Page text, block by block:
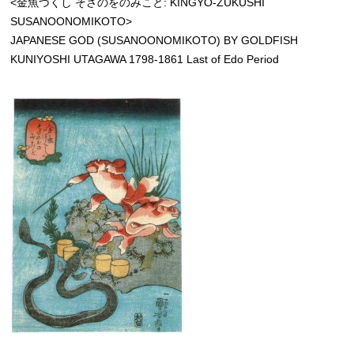
SUSANOONOMIKOTO>
JAPANESE GOD (SUSANOONOMIKOTO) BY GOLDFISH
KUNIYOSHI UTAGAWA 1798-1861 Last of Edo Period